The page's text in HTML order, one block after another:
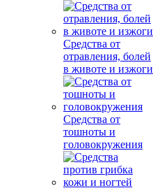
Средства от
отравления, болей
в животе и изжоги
Средства от
тошноты и
головокружения